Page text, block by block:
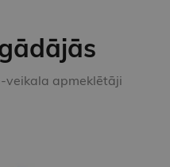
veikala apmeklētāji